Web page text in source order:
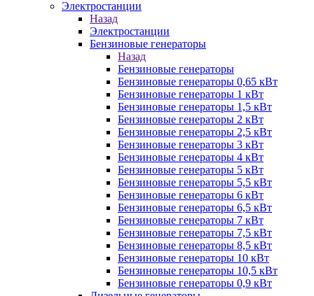
Электростанции
Назад
Электростанции
Бензиновые генераторы
Назад
Бензиновые генераторы
Бензиновые генераторы 0,65 кВт
Бензиновые генераторы 1 кВт
Бензиновые генераторы 1,5 кВт
Бензиновые генераторы 2 кВт
Бензиновые генераторы 2,5 кВт
Бензиновые генераторы 3 кВт
Бензиновые генераторы 4 кВт
Бензиновые генераторы 5 кВт
Бензиновые генераторы 5,5 кВт
Бензиновые генераторы 6 кВт
Бензиновые генераторы 6,5 кВт
Бензиновые генераторы 7 кВт
Бензиновые генераторы 7,5 кВт
Бензиновые генераторы 8,5 кВт
Бензиновые генераторы 10 кВт
Бензиновые генераторы 10,5 кВт
Бензиновые генераторы 0,9 кВт